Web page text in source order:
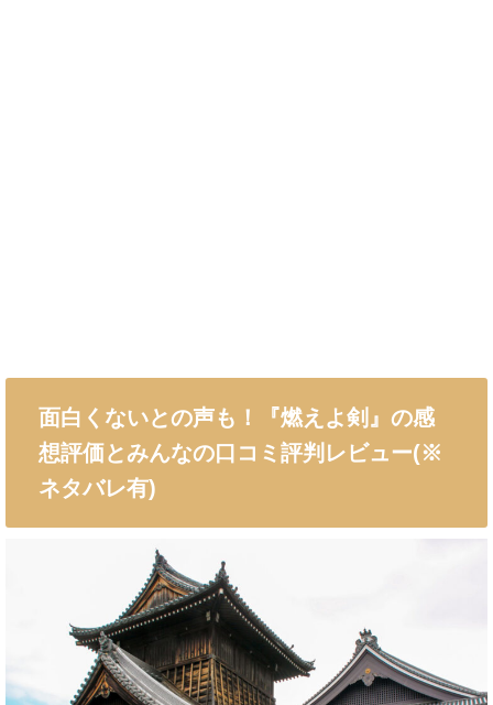
面白くないとの声も！『燃えよ剣』の感
想評価とみんなの口コミ評判レビュー(※
ネタバレ有)